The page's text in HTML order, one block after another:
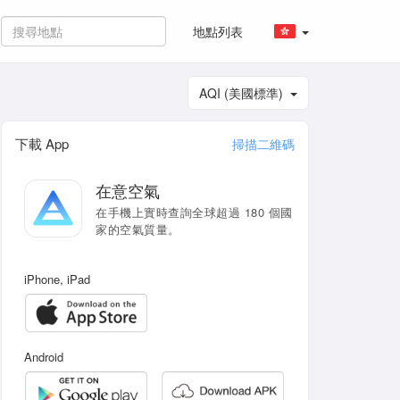
地點列表
AQI (美國標準)
下載 App 掃描二維碼
在意空氣
在手機上實時查詢全球超過 180 個國
家的空氣質量。
iPhone, iPad
Android